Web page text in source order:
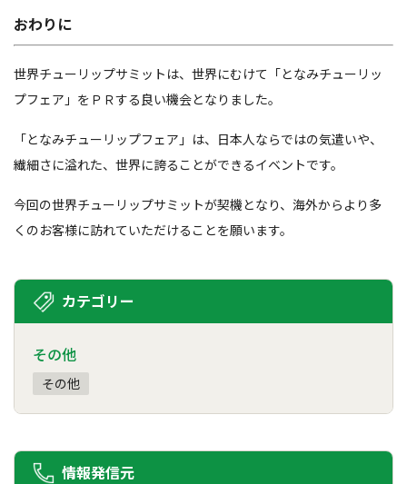
おわりに
世界チューリップサミットは、世界にむけて「となみチューリッ
プフェア」をＰＲする良い機会となりました。
「となみチューリップフェア」は、日本人ならではの気遣いや、
繊細さに溢れた、世界に誇ることができるイベントです。
今回の世界チューリップサミットが契機となり、海外からより多
くのお客様に訪れていただけることを願います。
カテゴリー
その他
その他
情報発信元